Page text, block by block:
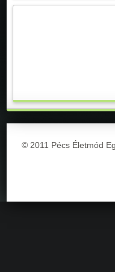
© 2011 Pécs Életmód